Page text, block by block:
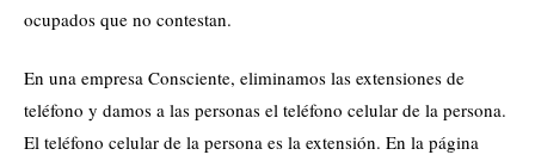
ocupados que no contestan.
En una empresa Consciente, eliminamos las extensiones de
teléfono y damos a las personas el teléfono celular de la persona.
El teléfono celular de la persona es la extensión. En la página